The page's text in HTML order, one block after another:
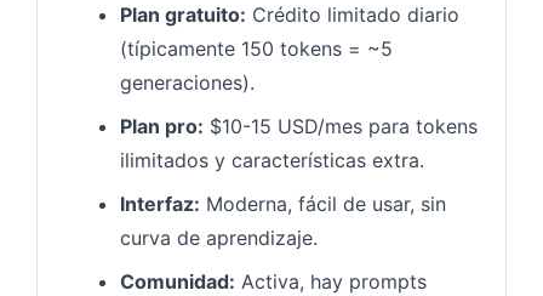
Plan gratuito: Crédito limitado diario
(típicamente 150 tokens = ~5
generaciones).
Plan pro: $10-15 USD/mes para tokens
ilimitados y características extra.
Interfaz: Moderna, fácil de usar, sin
curva de aprendizaje.
Comunidad: Activa, hay prompts